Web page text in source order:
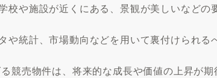
校や施設が近くにある、景観が美しいなどの
や統計、市場動向などを用いて裏付けられる
競売物件は、将来的な成長や価値の上昇が期